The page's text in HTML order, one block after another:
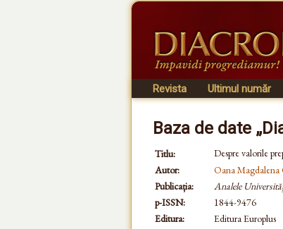
Revista Ultimul număr
Baza de date
Titlu:
Despre valorile
Autor:
Oana Magdalena
Publicația:
Analele
p-ISSN:
1844-9476
Editura:
Editura Europlus